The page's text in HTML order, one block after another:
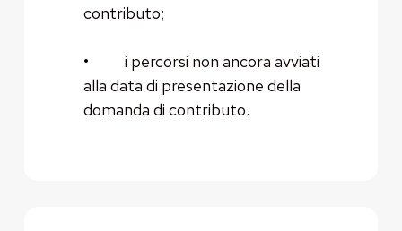
contributo;
• i percorsi non ancora avviati
alla data di presentazione della
domanda di contributo.